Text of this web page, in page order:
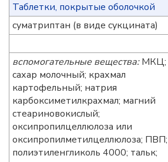
Таблетки, покрытые оболочкой
суматриптан (в виде сукцината)
вспомогательные вещества:МКЦ;
сахар молочный; крахмал
картофельный; натрия
карбоксиметилкрахмал; магний
стеариновокислый;
оксипропилцеллюлоза или
оксипропилметилцеллюлоза; ПВП;
полиэтиленгликоль 4000; тальк;